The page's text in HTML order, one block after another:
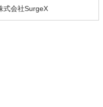
式会社SurgeX